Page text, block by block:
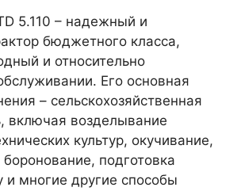
5.110 – надежный и
бюджетного класса,
и относительно
Его основная
– сельскохозяйственная
включая возделывание
культур, окучивание,
подготовка
и многие другие способы